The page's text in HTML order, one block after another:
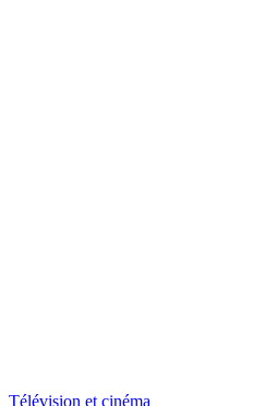
Télévision et cinéma